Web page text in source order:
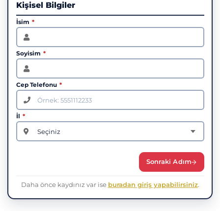
Kişisel Bilgiler
İsim *
Soyisim *
Cep Telefonu *
İl *
Sonraki Adım
Daha önce kaydınız var ise buradan giriş yapabilirsiniz.